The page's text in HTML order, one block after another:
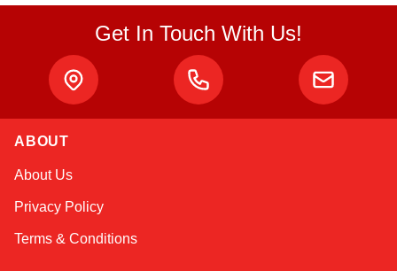
Get In Touch With Us!
ABOUT
About Us
Privacy Policy
Terms & Conditions